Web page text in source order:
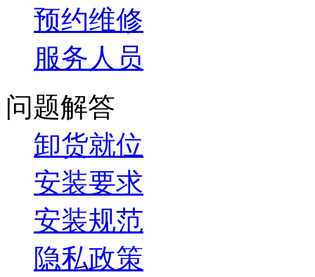
预约维修
服务人员
问题解答
卸货就位
安装要求
安装规范
隐私政策